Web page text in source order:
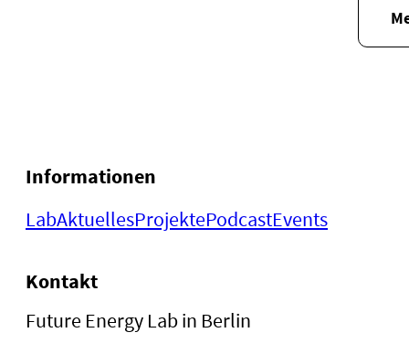
Informationen
LabAktuellesProjektePodcastEvents
Kontakt
Future Energy Lab in Berlin